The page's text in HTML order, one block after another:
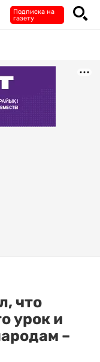
Подписка на
газету
что
урок и
–